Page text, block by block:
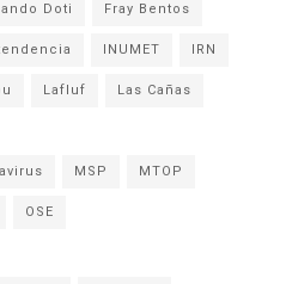
Doti Fray Bentos
INUMET IRN
Lafluf Las Cañas
MSP MTOP
OSE